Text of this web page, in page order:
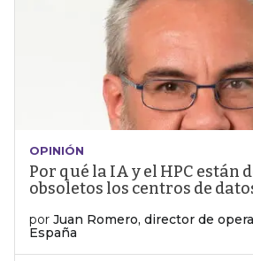
OPINIÓN
Por qué la IA y el HPC están
obsoletos los centros de
por Juan Romero, director de
España